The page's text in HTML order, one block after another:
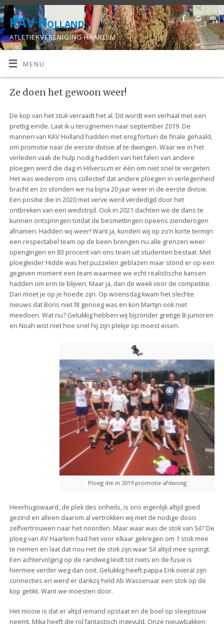
KAV Holland
ATLETIEKVERENIGING HAARLEM
MENU
Ze doen het gewoon weer!
De kop van het stuk verraadt het al. Dit wordt een verhaal met een
prettig einde. Laat ik u terugnemen naar september 2019. De
mannen van KAV Holland hadden met enig fortuin de finale gehaald,
om promotie naar de eerste divisie af te dwingen. Waar we in het
verleden vaak de hulp nodig hadden van het falen van andere
ploegen werd die dag in Hilversum er één om niet snel te vergeten.
Het was wederom ons collectief dat andere ploegen in verlegenheid
bracht en zo stonden we na bijna 20 jaar weer in de eerste divisie.
Een positie die in 2020 met verve werd verdedigd door het
ontbreken van een wedstrijd. Ook in 2021 dachten we de dans te
kunnen ontspringen totdat de besmettingen opeens zienderogen
afnamen. Hadden wij weer! Want ja, konden wij op zo’n korte termijn
een respectabel team op de been brengen nu alle grenzen weer
opengingen en 83 procent van ons team uit studenten bestaat. Met
ploegleider Hidde was het puzzelen geblazen maar stond er op een
gegeven moment een team waarmee we echt realistische kansen
hadden om erin te blijven. Maar ja, dan de week voor de competitie.
Dan moet je op je hoede zijn. Op woensdag kwam het slechte
nieuws dat Boris niet fit genoeg was en kon Martijn ook niet
meedoen. Wat nu? Gelukkig hebben wij bijzonder gretige B-junioren
en Noah wist niet hoe snel hij zijn plekje op moest eisen.
Ploeg die in 2019 promotie afdwong
Heerhugowaard, de plek des onheils, is ons eigenlijk altijd goed
gezind en alleen daarom al vertrokken wij met de nodige dosis
zelfvertrouwen naar het noorden. Maar waar was de stok van Sil? De
ploeg van AV Haarlem had het voor elkaar gekregen om 1 stok mee
te nemen en laat dat nou net de stok zijn waar Sil altijd mee springt.
Een achtervolging op de randweg leidt tot niets en de fusie is
hiermee verder weg dan ooit. Gelukkig heeft pappa Erik overal zijn
connecties en werd er dankzij held Ab Wassenaar een stok op de
kop getikt. Want we moesten door.
Het mooie is dat er altijd iemand opstaat en de boel op sleeptouw
neemt. Mika heeft die rol fantastisch ingevuld. Onze nieuwbakken